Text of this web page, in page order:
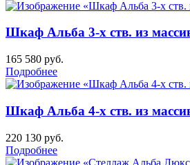
Шкаф Альба 3-х ств. из
165 580 руб.
Подробнее
Шкаф Альба 4-х ств. из
220 130 руб.
Подробнее